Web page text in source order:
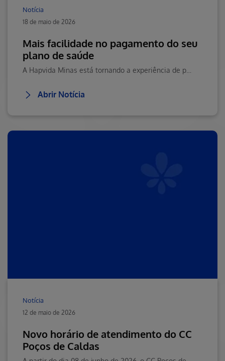
Notícia
18 de maio de 2026
Mais facilidade no pagamento do seu
plano de saúde
Abrir Notícia
Notícia
12 de maio de 2026
Novo horário de atendimento do CC
Poços de Caldas